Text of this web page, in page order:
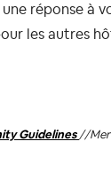
réponse à
les autres
Guidelines //